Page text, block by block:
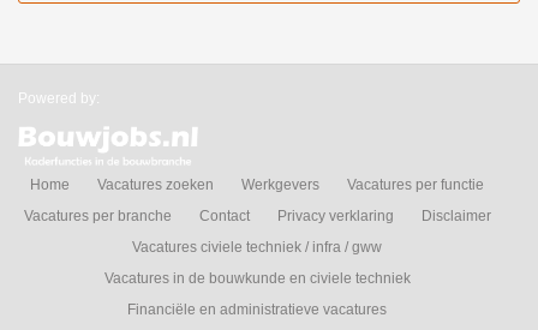
Powered by:
Home Vacatures zoeken Werkgevers
Vacatures per functie
Vacatures per branche
Contact Privacy verklaring
Disclaimer
Vacatures civiele techniek / infra / gww
Vacatures in de bouwkunde en civiele techniek
Financiële en administratieve vacatures